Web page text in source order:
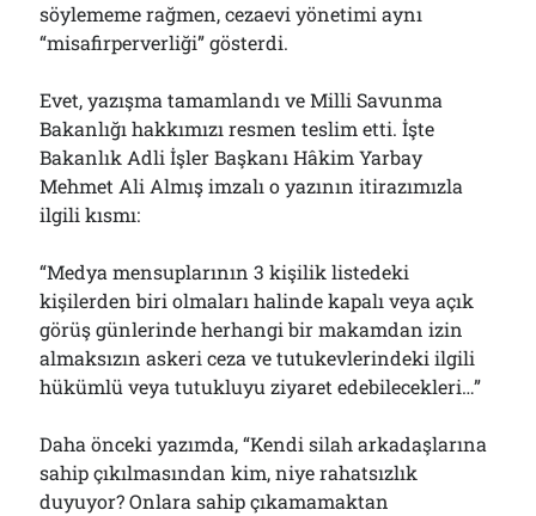
söylememe rağmen, cezaevi yönetimi aynı
“misafirperverliği” gösterdi.
Evet, yazışma tamamlandı ve Milli Savunma
Bakanlığı hakkımızı resmen teslim etti. İşte
Bakanlık Adli İşler Başkanı Hâkim Yarbay
Mehmet Ali Almış imzalı o yazının itirazımızla
ilgili kısmı:
“Medya mensuplarının 3 kişilik listedeki
kişilerden biri olmaları halinde kapalı veya açık
görüş günlerinde herhangi bir makamdan izin
almaksızın askeri ceza ve tutukevlerindeki ilgili
hükümlü veya tutukluyu ziyaret edebilecekleri…”
Daha önceki yazımda, “Kendi silah arkadaşlarına
sahip çıkılmasından kim, niye rahatsızlık
duyuyor? Onlara sahip çıkamamaktan